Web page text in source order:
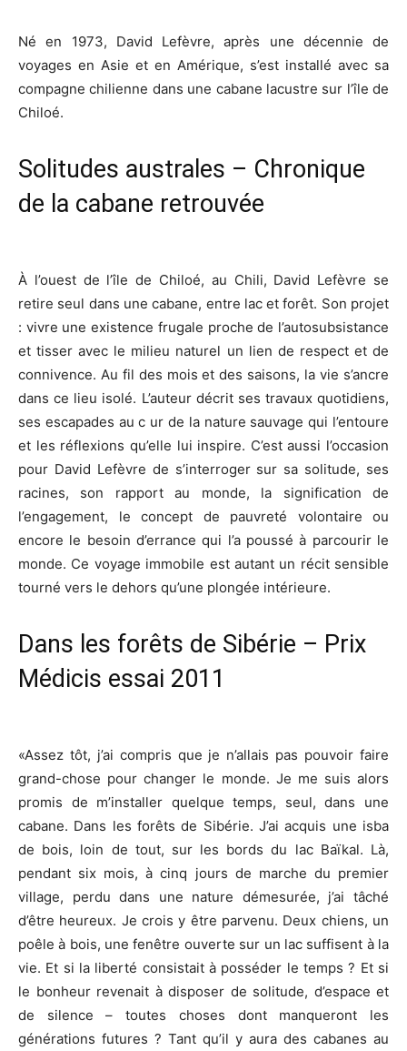
Né en 1973, David Lefèvre, après une décennie de
voyages en Asie et en Amérique, s’est installé avec sa
compagne chilienne dans une cabane lacustre sur l’île de
Chiloé.
Solitudes australes – Chronique
de la cabane retrouvée
À l’ouest de l’île de Chiloé, au Chili, David Lefèvre se
retire seul dans une cabane, entre lac et forêt. Son projet
: vivre une existence frugale proche de l’autosubsistance
et tisser avec le milieu naturel un lien de respect et de
connivence. Au fil des mois et des saisons, la vie s’ancre
dans ce lieu isolé. L’auteur décrit ses travaux quotidiens,
ses escapades au c ur de la nature sauvage qui l’entoure
et les réflexions qu’elle lui inspire. C’est aussi l’occasion
pour David Lefèvre de s’interroger sur sa solitude, ses
racines, son rapport au monde, la signification de
l’engagement, le concept de pauvreté volontaire ou
encore le besoin d’errance qui l’a poussé à parcourir le
monde. Ce voyage immobile est autant un récit sensible
tourné vers le dehors qu’une plongée intérieure.
Dans les forêts de Sibérie – Prix
Médicis essai 2011
«Assez tôt, j’ai compris que je n’allais pas pouvoir faire
grand-chose pour changer le monde. Je me suis alors
promis de m’installer quelque temps, seul, dans une
cabane. Dans les forêts de Sibérie. J’ai acquis une isba
de bois, loin de tout, sur les bords du lac Baïkal. Là,
pendant six mois, à cinq jours de marche du premier
village, perdu dans une nature démesurée, j’ai tâché
d’être heureux. Je crois y être parvenu. Deux chiens, un
poêle à bois, une fenêtre ouverte sur un lac suffisent à la
vie. Et si la liberté consistait à posséder le temps ? Et si
le bonheur revenait à disposer de solitude, d’espace et
de silence – toutes choses dont manqueront les
générations futures ? Tant qu’il y aura des cabanes au